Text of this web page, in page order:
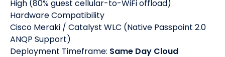
High (80% guest cellular-to-WiFi offload)
Hardware Compatibility
Cisco Meraki / Catalyst WLC (Native Passpoint 2.0
ANQP Support)
Deployment Timeframe: Same Day Cloud